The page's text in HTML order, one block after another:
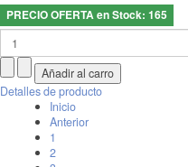
PRECIO OFERTA en Stock: 165
Detalles de producto
Inicio
Anterior
1
2